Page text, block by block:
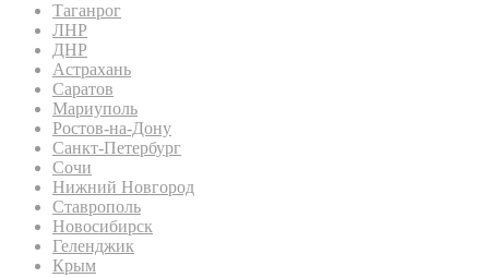
Таганрог
ЛНР
ДНР
Астрахань
Саратов
Мариуполь
Ростов-на-Дону
Санкт-Петербург
Сочи
Нижний Новгород
Ставрополь
Новосибирск
Геленджик
Крым